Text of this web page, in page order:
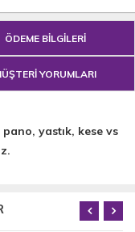
ÖDEME BİLGİLERİ
YORUMLARI
yastık, kese vs